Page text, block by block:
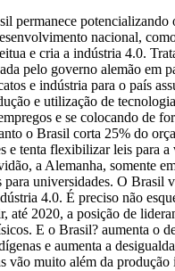
permanece potencializando
nacional,
e cria a indústria 4.0.
pelo governo alemão em
e indústria para o país
e utilização de
e se colocando de
o Brasil corta 25% do
e tenta flexibilizar leis para
a Alemanha, somente
para universidades. O Brasil
4.0. É preciso não
até 2020, a posição de
E o Brasil? aumenta o
e aumenta a
vão muito além da produção